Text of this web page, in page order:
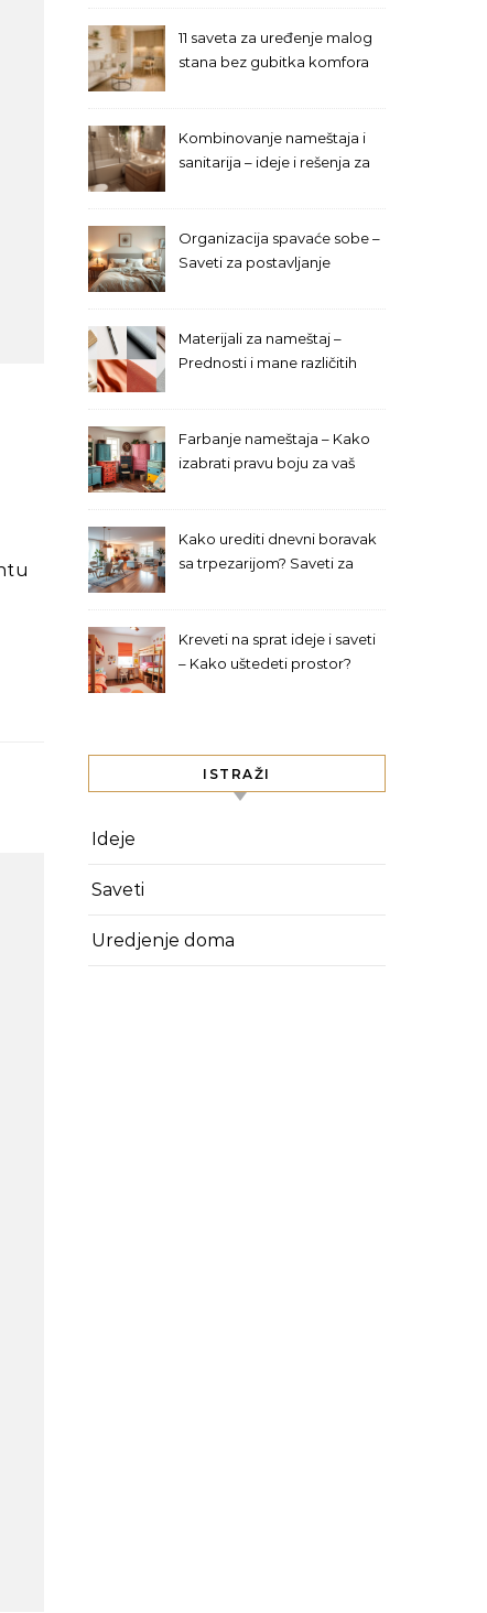
11 saveta za uređenje malog
stana bez gubitka komfora
Kombinovanje nameštaja i
sanitarija – ideje i rešenja za
Organizacija spavaće sobe –
Saveti za postavljanje
Materijali za nameštaj –
Prednosti i mane različitih
Farbanje nameštaja – Kako
izabrati pravu boju za vaš
Kako urediti dnevni boravak
sa trpezarijom? Saveti za
Kreveti na sprat ideje i saveti
– Kako uštedeti prostor?
ISTRAŽI
Ideje
Saveti
Uredjenje doma